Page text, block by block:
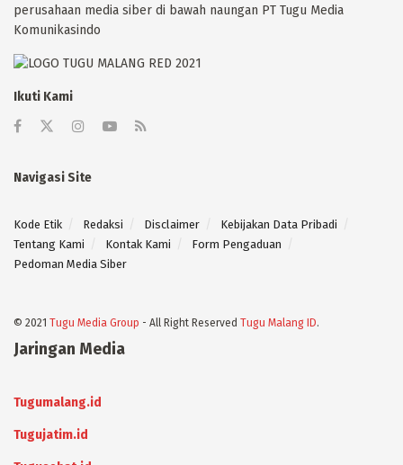
perusahaan media siber di bawah naungan PT Tugu Media
Komunikasindo
Ikuti Kami
Navigasi Site
Kode Etik Redaksi Disclaimer
Kebijakan Data Pribadi
Tentang Kami
Kontak Kami
Form Pengaduan
Pedoman Media Siber
© 2021 Tugu Media Group - All Right Reserved Tugu Malang ID.
Jaringan Media
Tugumalang.id
Tugujatim.id